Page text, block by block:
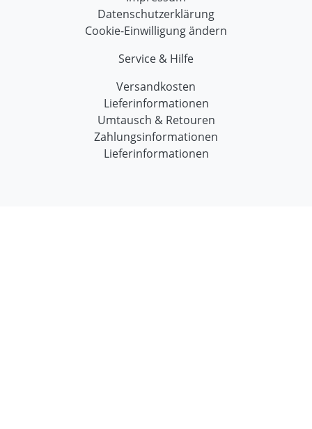
Datenschutzerklärung
Cookie-Einwilligung ändern
Service & Hilfe
Versandkosten
Lieferinformationen
Umtausch & Retouren
Zahlungsinformationen
Lieferinformationen